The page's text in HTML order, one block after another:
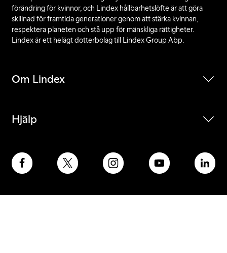
förändring för kvinnor, och Lindex hållbarhetslöfte är att göra
skillnad för framtida generationer genom att stärka kvinnan,
respektera planeten och stå upp för mänskliga rättigheter.
Lindex är ett helägt dotterbolag till Lindex Group Abp.
Om Lindex
Hjälp